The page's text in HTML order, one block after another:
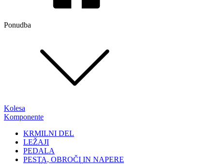
Ponudba
Kolesa
Komponente
KRMILNI DEL
LEŽAJI
PEDALA
PESTA, OBROČI IN NAPERE